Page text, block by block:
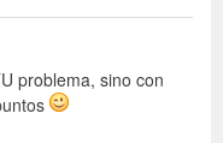
problema, sino con